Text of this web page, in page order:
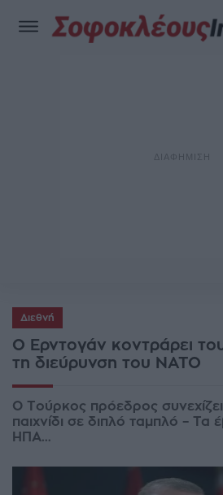
Διεθνή
Ο Ερντογάν κοντράρει
τη διεύρυνση του ΝΑΤΟ
Ο Τούρκος πρόεδρος
παιχνίδι σε διπλό ταμπλό – Τα
ΗΠΑ…